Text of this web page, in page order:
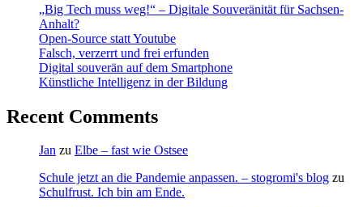
„Big Tech muss weg!“ – Digitale Souveränität für Sachsen-
Anhalt?
Open-Source statt Youtube
Falsch, verzerrt und frei erfunden
Digital souverän auf dem Smartphone
Künstliche Intelligenz in der Bildung
Recent Comments
Jan zu Elbe – fast wie Ostsee
Schule jetzt an die Pandemie anpassen. – stogromi's blog zu
Schulfrust. Ich bin am Ende.